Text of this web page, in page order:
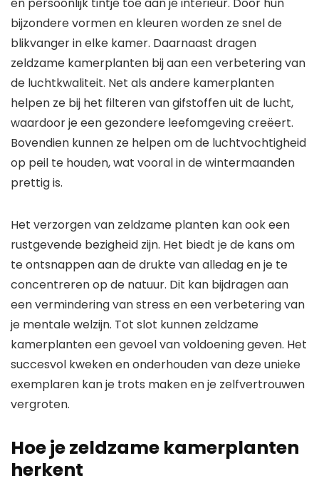
en persoonlijk tintje toe aan je interieur. Door hun
bijzondere vormen en kleuren worden ze snel de
blikvanger in elke kamer. Daarnaast dragen
zeldzame kamerplanten bij aan een verbetering van
de luchtkwaliteit. Net als andere kamerplanten
helpen ze bij het filteren van gifstoffen uit de lucht,
waardoor je een gezondere leefomgeving creëert.
Bovendien kunnen ze helpen om de luchtvochtigheid
op peil te houden, wat vooral in de wintermaanden
prettig is.
Het verzorgen van zeldzame planten kan ook een
rustgevende bezigheid zijn. Het biedt je de kans om
te ontsnappen aan de drukte van alledag en je te
concentreren op de natuur. Dit kan bijdragen aan
een vermindering van stress en een verbetering van
je mentale welzijn. Tot slot kunnen zeldzame
kamerplanten een gevoel van voldoening geven. Het
succesvol kweken en onderhouden van deze unieke
exemplaren kan je trots maken en je zelfvertrouwen
vergroten.
Hoe je zeldzame kamerplanten
herkent